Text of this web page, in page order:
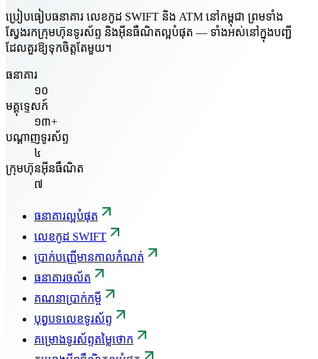
ប្រៀបធៀបធនាគារ លេខកូដ SWIFT និង ATM នៅកម្ពុជា ព្រមទាំង
ស្វែងរកក្រុមហ៊ុនទូរស័ព្ទ និងអ៊ីនធឺណិតល្អបំផុត — ទាំងអស់នៅក្នុងបញ្ជី
ដែលគួរឱ្យទុកចិត្តតែមួយ។
ធនាគារ
១០
មគ្គុទ្ទេសក៍
១៣+
បណ្តាញទូរស័ព្ទ
៤
ក្រុមហ៊ុនអ៊ីនធឺណិត
៧
ធនាគារល្អបំផុត
លេខកូដ SWIFT
ប្រាក់បញ្ញើមានកាលកំណត់
ធនាគារចល័ត
គណនាប្រាក់កម្ចី
បុព្វបទលេខទូរស័ព្ទ
គម្រោងទូរស័ព្ទតម្លៃថោក